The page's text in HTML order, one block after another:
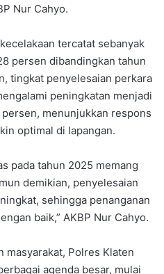
Nur Cahyo.
tercatat sebanyak
persen dibandingkan tahun
tingkat penyelesaian perkara
peningkatan menjadi
menunjukkan respons
optimal di lapangan.
pada tahun 2025 memang
demikian, penyelesaian
sehingga penanganan
baik,” AKBP Nur Cahyo.
masyarakat, Polres Klaten
agenda besar, mulai